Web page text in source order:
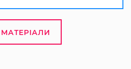
МАТЕРІАЛИ